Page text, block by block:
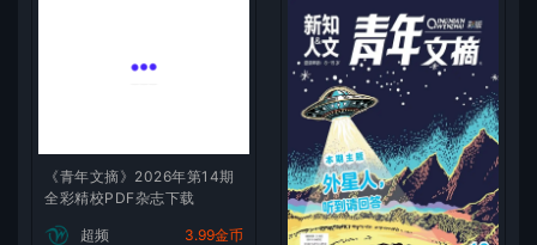
《青年文摘》2026年第14期
全彩精校PDF杂志下载
超频 3.99金币